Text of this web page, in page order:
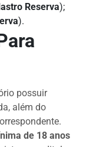
Reserva);
).
possuir
além do
de 18 anos